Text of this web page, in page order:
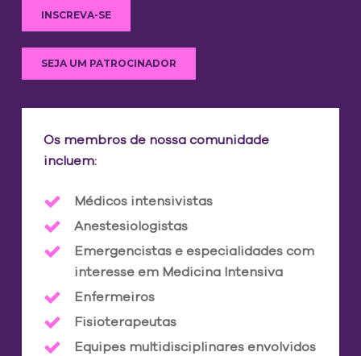
INSCREVA-SE
SEJA UM PATROCINADOR
Os membros de nossa comunidade
incluem:
Médicos intensivistas
Anestesiologistas
Emergencistas e especialidades com
interesse em Medicina Intensiva
Enfermeiros
Fisioterapeutas
Equipes multidisciplinares envolvidos